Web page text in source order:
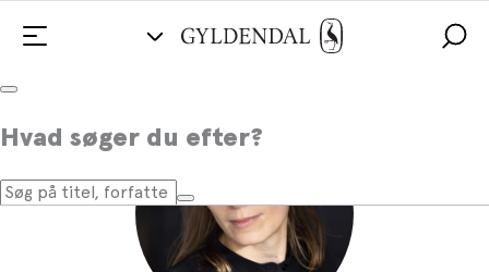
Hvad søger du efter?